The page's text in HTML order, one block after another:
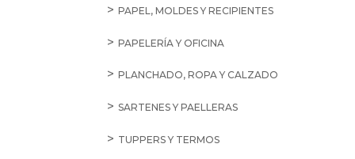
PAPEL, MOLDES Y RECIPIENTES
PAPELERÍA Y OFICINA
PLANCHADO, ROPA Y CALZADO
SARTENES Y PAELLERAS
TUPPERS Y TERMOS